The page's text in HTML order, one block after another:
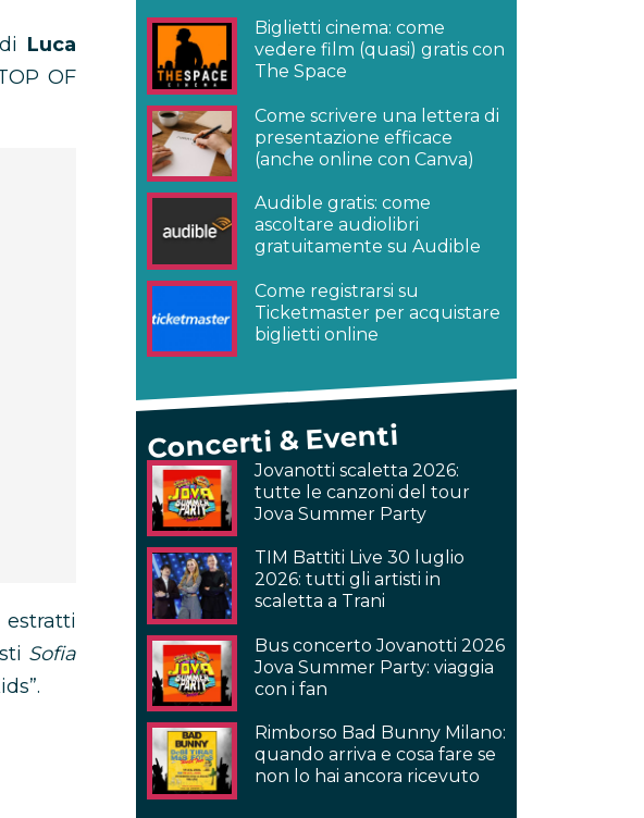
Luca
OF
Sofia
Biglietti cinema: come
vedere film (quasi) gratis con
The Space
Come scrivere una lettera di
presentazione efficace
(anche online con Canva)
Audible gratis: come
ascoltare audiolibri
gratuitamente su Audible
Come registrarsi su
Ticketmaster per acquistare
biglietti online
Concerti & Eventi
Jovanotti scaletta 2026:
tutte le canzoni del tour
Jova Summer Party
TIM Battiti Live 30 luglio
2026: tutti gli artisti in
scaletta a Trani
Bus concerto Jovanotti 2026
Jova Summer Party: viaggia
con i fan
Rimborso Bad Bunny Milano:
quando arriva e cosa fare se
non lo hai ancora ricevuto